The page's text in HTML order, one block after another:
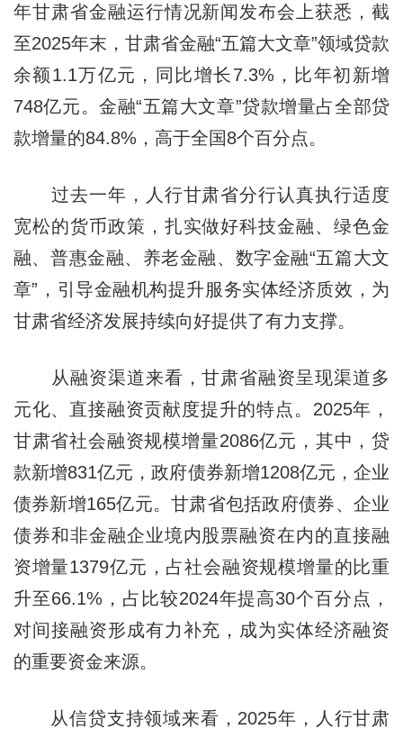
年甘肃省金融运行情况新闻发布会上获悉，截
至2025年末，甘肃省金融“五篇大文章”领域贷款
余额1.1万亿元，同比增长7.3%，比年初新增
748亿元。金融“五篇大文章”贷款增量占全部贷
款增量的84.8%，高于全国8个百分点。
过去一年，人行甘肃省分行认真执行适度
宽松的货币政策，扎实做好科技金融、绿色金
融、普惠金融、养老金融、数字金融“五篇大文
章”，引导金融机构提升服务实体经济质效，为
甘肃省经济发展持续向好提供了有力支撑。
从融资渠道来看，甘肃省融资呈现渠道多
元化、直接融资贡献度提升的特点。2025年，
甘肃省社会融资规模增量2086亿元，其中，贷
款新增831亿元，政府债券新增1208亿元，企业
债券新增165亿元。甘肃省包括政府债券、企业
债券和非金融企业境内股票融资在内的直接融
资增量1379亿元，占社会融资规模增量的比重
升至66.1%，占比较2024年提高30个百分点，
对间接融资形成有力补充，成为实体经济融资
的重要资金来源。
从信贷支持领域来看，2025年，人行甘肃